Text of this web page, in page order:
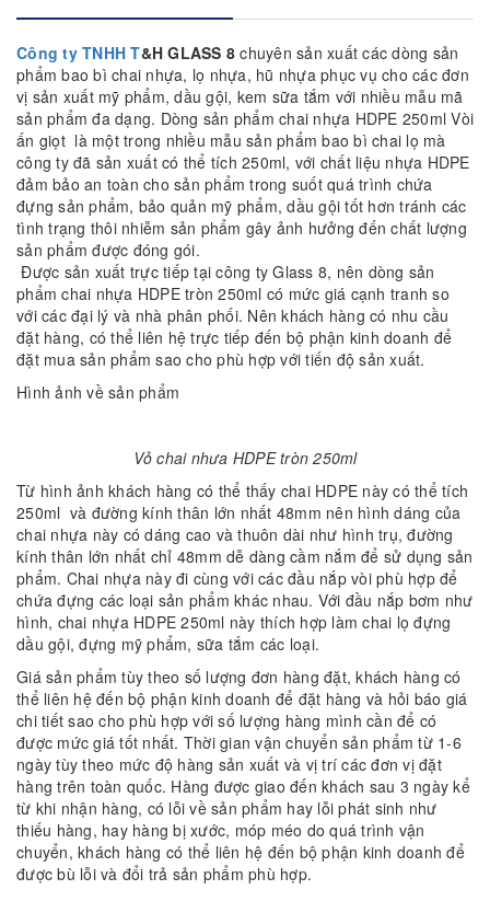
Công ty TNHH T&H GLASS 8 chuyên sản xuất các dòng sản
phẩm bao bì chai nhựa, lọ nhựa, hũ nhựa phục vụ cho các đơn
vị sản xuất mỹ phẩm, dầu gội, kem sữa tắm với nhiều mẫu mã
sản phẩm đa dạng. Dòng sản phẩm chai nhựa HDPE 250ml Vòi
ấn giọt là một trong nhiều mẫu sản phẩm bao bì chai lọ mà
công ty đã sản xuất có thể tích 250ml, với chất liệu nhựa HDPE
đảm bảo an toàn cho sản phẩm trong suốt quá trình chứa
đựng sản phẩm, bảo quản mỹ phẩm, dầu gội tốt hơn tránh các
tình trạng thôi nhiễm sản phẩm gây ảnh hưởng đến chất lượng
sản phẩm được đóng gói.
Được sản xuất trực tiếp tại công ty Glass 8, nên dòng sản
phẩm chai nhựa HDPE tròn 250ml có mức giá cạnh tranh so
với các đại lý và nhà phân phối. Nên khách hàng có nhu cầu
đặt hàng, có thể liên hệ trực tiếp đến bộ phận kinh doanh để
đặt mua sản phẩm sao cho phù hợp với tiến độ sản xuất.
Hình ảnh về sản phẩm
Vỏ chai nhưa HDPE tròn 250ml
Từ hình ảnh khách hàng có thể thấy chai HDPE này có thể tích
250ml và đường kính thân lớn nhất 48mm nên hình dáng của
chai nhựa này có dáng cao và thuôn dài như hình trụ, đường
kính thân lớn nhất chỉ 48mm dễ dàng cầm nắm để sử dụng sản
phẩm. Chai nhựa này đi cùng với các đầu nắp vòi phù hợp để
chứa đựng các loại sản phẩm khác nhau. Với đầu nắp bơm như
hình, chai nhựa HDPE 250ml này thích hợp làm chai lọ đựng
dầu gội, đựng mỹ phẩm, sữa tắm các loại.
Giá sản phẩm tùy theo số lượng đơn hàng đặt, khách hàng có
thể liên hệ đến bộ phận kinh doanh để đặt hàng và hỏi báo giá
chi tiết sao cho phù hợp với số lượng hàng mình cần để có
được mức giá tốt nhất. Thời gian vận chuyển sản phẩm từ 1-6
ngày tùy theo mức độ hàng sản xuất và vị trí các đơn vị đặt
hàng trên toàn quốc. Hàng được giao đến khách sau 3 ngày kể
từ khi nhận hàng, có lỗi về sản phẩm hay lỗi phát sinh như
thiếu hàng, hay hàng bị xước, móp méo do quá trình vận
chuyển, khách hàng có thể liên hệ đến bộ phận kinh doanh để
được bù lỗi và đổi trả sản phẩm phù hợp.